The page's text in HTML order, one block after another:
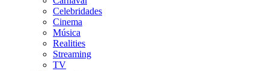
Celebridades
Cinema
Música
Realities
Streaming
TV